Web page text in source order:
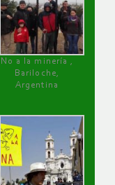
No a la minería ,
Bariloche,
Argentina